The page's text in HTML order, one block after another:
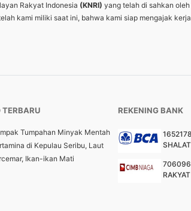
Rakyat Indonesia (KNRI) yang telah di sahkan
kami miliki saat ini, bahwa kami siap mengajak
TERBARU
Tumpahan Minyak Mentah
di Kepulau Seribu, Laut
Ikan-ikan Mati
REKENING BANK